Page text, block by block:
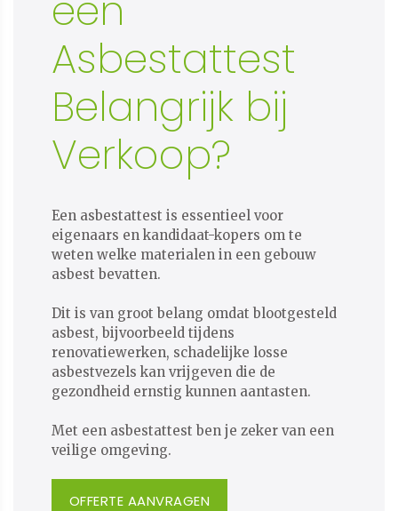
Asbestattest
Belangrijk bij
Verkoop?
Een asbestattest is essentieel voor
eigenaars en kandidaat-kopers om te
weten welke materialen in een gebouw
asbest bevatten.
Dit is van groot belang omdat blootgesteld
asbest, bijvoorbeeld tijdens
renovatiewerken, schadelijke losse
asbestvezels kan vrijgeven die de
gezondheid ernstig kunnen aantasten.
​​​​​​​Met een asbestattest ben je zeker van een
veilige omgeving.
OFFERTE AANVRAGEN